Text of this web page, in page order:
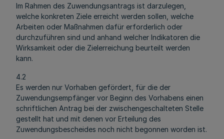
Im Rahmen des Zuwendungsantrags ist darzulegen,
welche konkreten Ziele erreicht werden sollen, welche
Arbeiten oder Maßnahmen dafür erforderlich oder
durchzuführen sind und anhand welcher Indikatoren die
Wirksamkeit oder die Zielerreichung beurteilt werden
kann.
4.2
Es werden nur Vorhaben gefördert, für die der
Zuwendungsempfänger vor Beginn des Vorhabens einen
schriftlichen Antrag bei der zwischengeschalteten Stelle
gestellt hat und mit denen vor Erteilung des
Zuwendungsbescheides noch nicht begonnen worden ist.